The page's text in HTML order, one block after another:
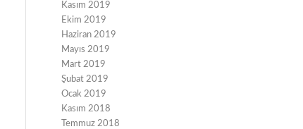
Kasım 2019
Ekim 2019
Haziran 2019
Mayıs 2019
Mart 2019
Şubat 2019
Ocak 2019
Kasım 2018
Temmuz 2018